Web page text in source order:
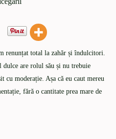
renunțat total la zahăr și îndulcitori.
are rolul său și nu trebuie
cu moderație. Așa că eu caut mereu
fără o cantitate prea mare de